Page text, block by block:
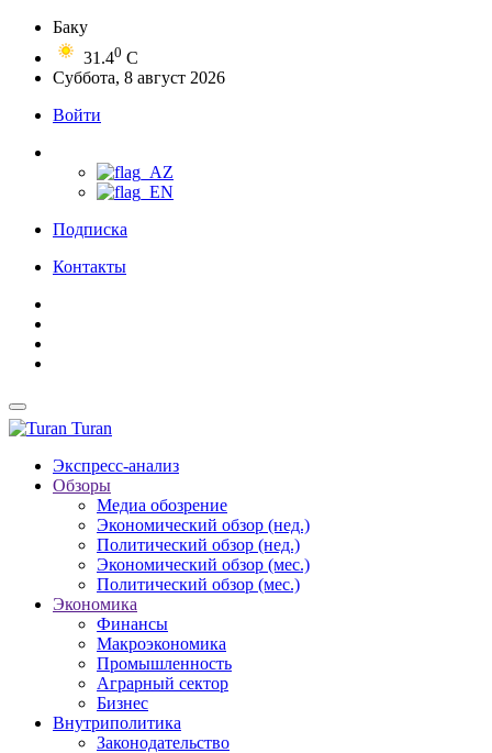
Баку
31.40 C
Суббота, 8 август 2026
Войти
Подписка
Контакты
Turan
Экспресс-анализ
Обзоры
Медиа обозрение
Экономический обзор (нед.)
Политический обзор (нед.)
Экономический обзор (мес.)
Политический обзор (мес.)
Экономика
Финансы
Макроэкономика
Промышленность
Аграрный сектор
Бизнес
Внутриполитика
Законодательство